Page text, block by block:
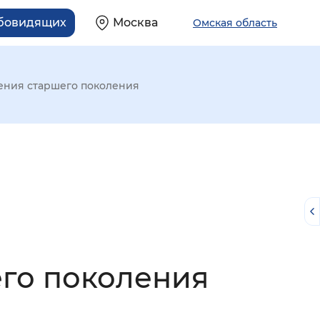
Москва Омская область
старшего поколения
поколения